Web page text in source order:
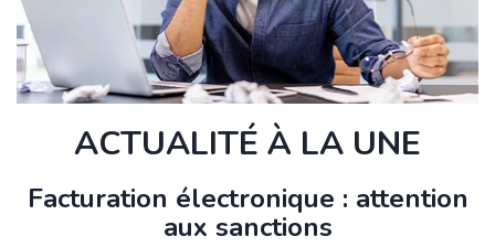
ACTUALITÉ À LA UNE
Facturation électronique : attention
aux sanctions